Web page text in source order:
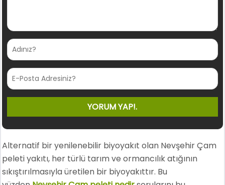
Alternatif bir yenilenebilir biyoyakıt olan Nevşehir Çam
peleti yakıtı, her türlü tarım ve ormancılık atığının
sıkıştırılmasıyla üretilen bir biyoyakıttır. Bu